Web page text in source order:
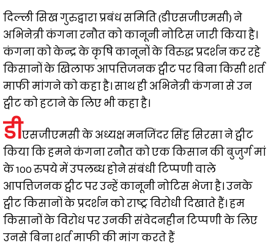
दिल्ली सिख गुरुद्वारा प्रबंध समिति (डीएसजीएमसी) ने
अभिनेत्री कंगना रनौत को कानूनी नोटिस जारी किया है।
कंगना को केन्द्र के कृषि कानूनों के विरुद्ध प्रदर्शन कर रहे
किसानों के खिलाफ आपत्तिजनक ट्वीट पर बिना किसी शर्त
माफी मांगने को कहा है। साथ ही अभिनेत्री कंगना से उन
ट्वीट को हटाने के लिए भी कहा है।
डीएसजीएमसी के अध्यक्ष मनजिंदर सिंह सिरसा ने ट्वीट
किया कि हमने कंगना रनौत को एक किसान की बुजुर्ग मां
के 100 रुपये में उपलब्ध होने संबंधी टिप्पणी वाले
आपत्तिजनक ट्वीट पर उन्हें कानूनी नोटिस भेजा है। उनके
ट्वीट किसानों के प्रदर्शन को राष्ट्र विरोधी दिखाते हैं। हम
किसानों के विरोध पर उनकी संवेदनहीन टिप्पणी के लिए
उनसे बिना शर्त माफी की मांग करते हैं